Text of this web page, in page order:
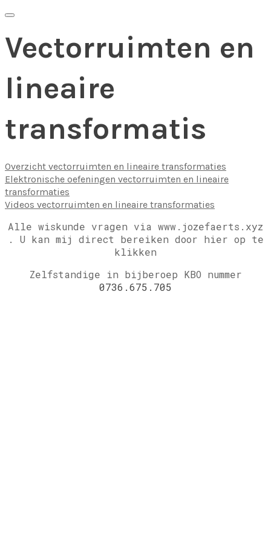
Vectorruimten en
lineaire
transformatis
Overzicht vectorruimten en lineaire transformaties
Elektronische oefeningen vectorruimten en lineaire
transformaties
Videos vectorruimten en lineaire transformaties
Alle wiskunde vragen via www.jozefaerts.xyz
. U kan mij direct bereiken door hier op te
klikken
Zelfstandige in bijberoep KBO nummer
0736.675.705